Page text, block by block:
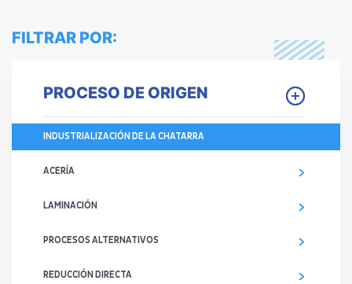
FILTRAR POR:
PROCESO DE ORIGEN
INDUSTRIALIZACIÓN DE LA CHATARRA
ACERÍA
LAMINACIÓN
PROCESOS ALTERNATIVOS
REDUCCIÓN DIRECTA